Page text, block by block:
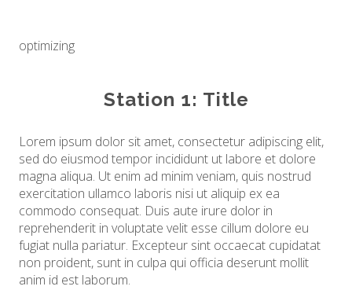
optimizing
Station 1: Title
Lorem ipsum dolor sit amet, consectetur adipiscing elit,
sed do eiusmod tempor incididunt ut labore et dolore
magna aliqua. Ut enim ad minim veniam, quis nostrud
exercitation ullamco laboris nisi ut aliquip ex ea
commodo consequat. Duis aute irure dolor in
reprehenderit in voluptate velit esse cillum dolore eu
fugiat nulla pariatur. Excepteur sint occaecat cupidatat
non proident, sunt in culpa qui officia deserunt mollit
anim id est laborum.